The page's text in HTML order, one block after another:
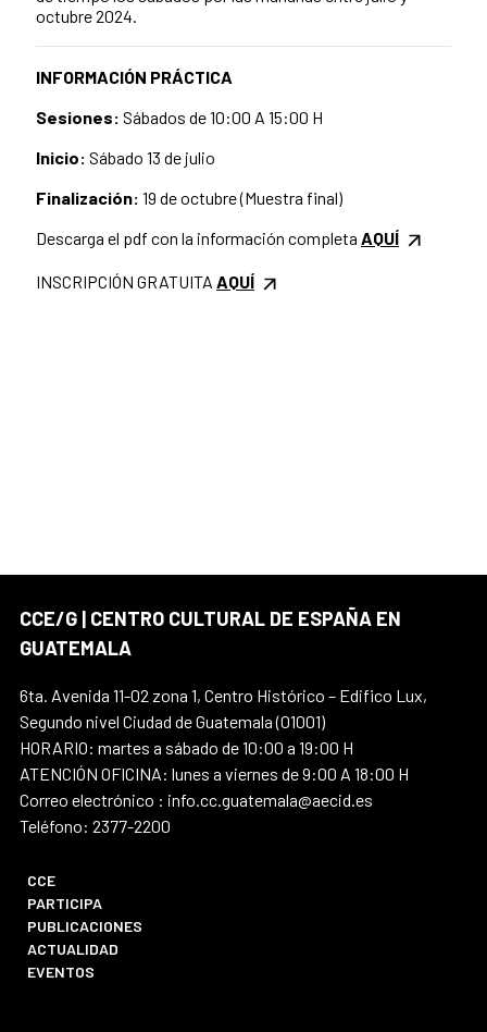
octubre 2024.
INFORMACIÓN PRÁCTICA
Sesiones: Sábados de 10:00 A 15:00 H
Inicio: Sábado 13 de julio
Finalización: 19 de octubre (Muestra final)
Descarga el pdf con la información completa AQUÍ
INSCRIPCIÓN GRATUITA AQUÍ
CCE/G | CENTRO CULTURAL DE ESPAÑA EN
GUATEMALA
6ta. Avenida 11-02 zona 1, Centro Histórico – Edifico Lux,
Segundo nivel Ciudad de Guatemala (01001)
HORARIO: martes a sábado de 10:00 a 19:00 H
ATENCIÓN OFICINA: lunes a viernes de 9:00 A 18:00 H
Correo electrónico : info.cc.guatemala@aecid.es
Teléfono: 2377-2200
CCE
PARTICIPA
PUBLICACIONES
ACTUALIDAD
EVENTOS